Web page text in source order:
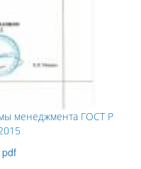
менеджмента ГОСТ Р
pdf